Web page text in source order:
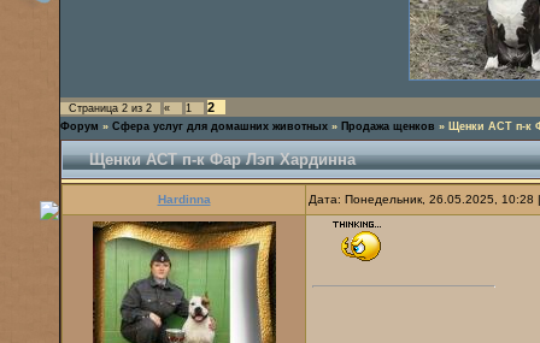
Страница 2 из 2 « 1 2
Форум » Сфера услуг для домашних животных » Продажа щенков » Щенки АСТ п-к
Щенки АСТ п-к Фар Лэп Хардинна
Hardinna Дата: Понедельник, 26.05.2025,